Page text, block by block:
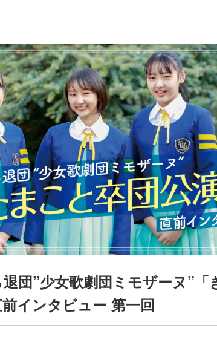
団”少女歌劇団ミモザーヌ”「
インタビュー 第一回